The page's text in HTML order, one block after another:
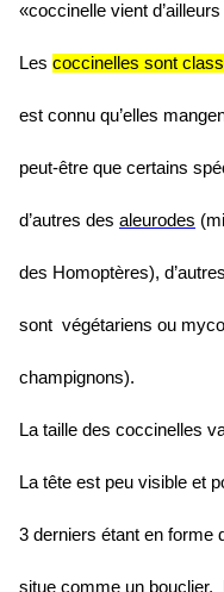
«coccinelle vient
Les coccinelles sont
est connu qu’elles
peut-être que certains
d’autres des aleurodes
des Homoptères),
sont végétariens ou
champignons).
La taille des coccinelles
La tête est peu visible et
3 derniers étant en forme
situe comme un bouclier,